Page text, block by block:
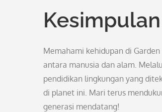
Kesimpulan
Memahami kehidupan di
antara manusia dan alam.
pendidikan lingkungan yang
di planet ini. Mari terus
generasi mendatang!